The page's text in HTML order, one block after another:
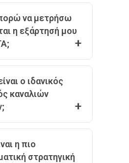
να μετρήσω
η εξάρτησή μου
ο ιδανικός
καναλιών
η πιο
στρατηγική